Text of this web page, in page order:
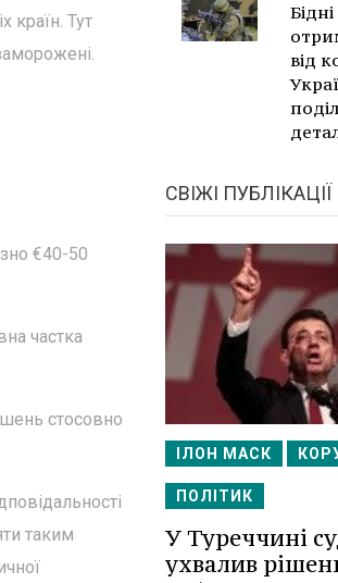
країн. Тут
€40-50
частка
стосовно
таким
від
СВІЖІ ПУБЛІКАЦІЇ
ІЛОН МАСК
ПОЛІТИК
У Туреччині
ухвалив